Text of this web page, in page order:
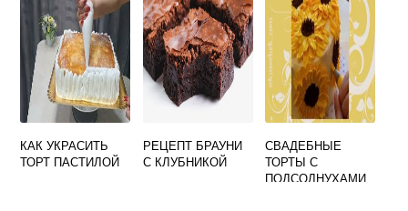
КАК УКРАСИТЬ
ТОРТ ПАСТИЛОЙ
РЕЦЕПТ БРАУНИ
С КЛУБНИКОЙ
СВАДЕБНЫЕ
ТОРТЫ С
ПОДСОЛНУХАМИ